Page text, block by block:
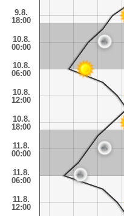
9.8.
18:00
10.8.
00:00
10.8.
06:00
10.8.
12:00
10.8.
18:00
11.8.
00:00
11.8.
06:00
11.8.
12:00